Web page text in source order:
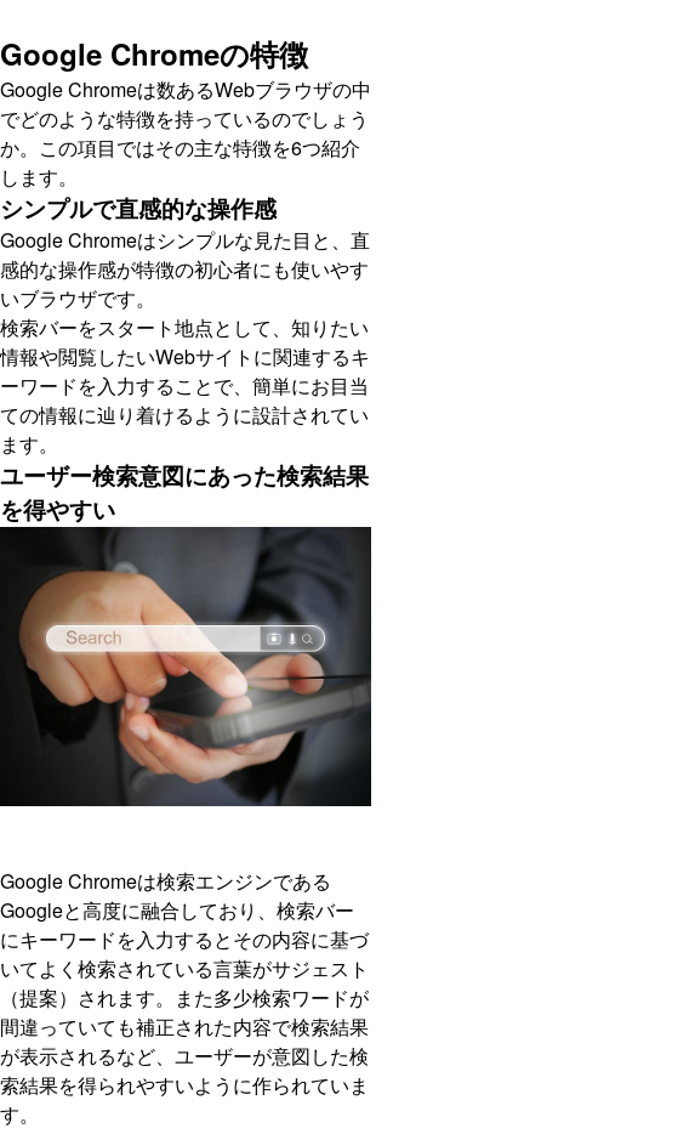
Google Chromeの特徴
Google Chromeは数あるWebブラウザの中
でどのような特徴を持っているのでしょう
か。この項目ではその主な特徴を6つ紹介
します。
シンプルで直感的な操作感
Google Chromeはシンプルな見た目と、直
感的な操作感が特徴の初心者にも使いやす
いブラウザです。
検索バーをスタート地点として、知りたい
情報や閲覧したいWebサイトに関連するキ
ーワードを入力することで、簡単にお目当
ての情報に辿り着けるように設計されてい
ます。
ユーザー検索意図にあった検索結果
を得やすい
Google Chromeは検索エンジンである
Googleと高度に融合しており、検索バー
にキーワードを入力するとその内容に基づ
いてよく検索されている言葉がサジェスト
（提案）されます。また多少検索ワードが
間違っていても補正された内容で検索結果
が表示されるなど、ユーザーが意図した検
索結果を得られやすいように作られていま
す。